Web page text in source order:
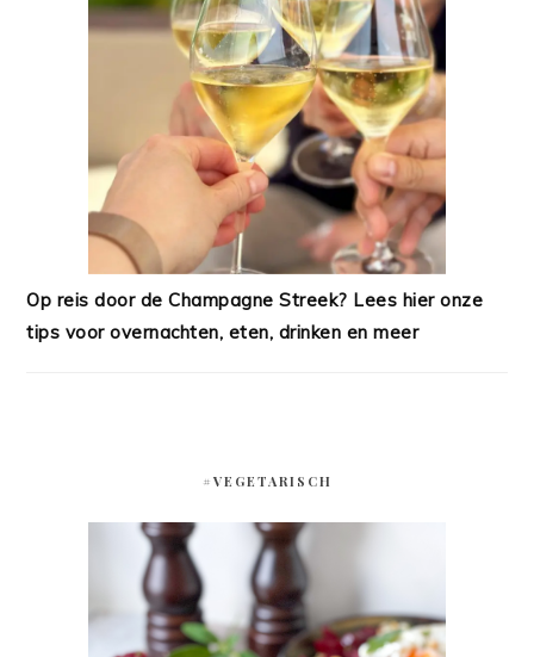
Op reis door de Champagne Streek? Lees hier onze
tips voor overnachten, eten, drinken en meer
#VEGETARISCH